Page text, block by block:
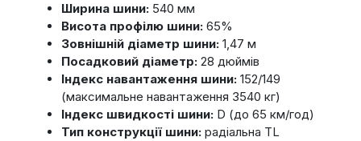
Ширина шини:540 мм
Висота профілю шини:65%
Зовнішній діаметр шини:1,47 м
Посадковий діаметр:28 дюймів
Індекс навантаження шини:152/149
(максимальне навантаження 3540 кг)
Індекс швидкості шини:D (до 65 км/год)
Тип конструкції шини:радіальна TL